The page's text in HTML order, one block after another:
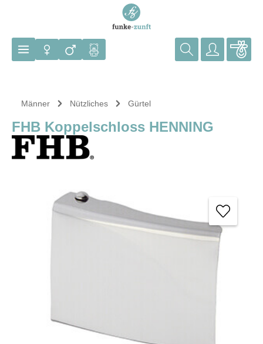
Männer Nützliches Gürtel
FHB Koppelschloss HENNING